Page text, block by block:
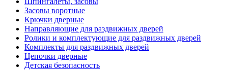
Засовы воротные
Крючки дверные
Направляющие для раздвижных дверей
Ролики и комплектующие для раздвижных дверей
Комплекты для раздвижных дверей
Цепочки дверные
Детская безопасность